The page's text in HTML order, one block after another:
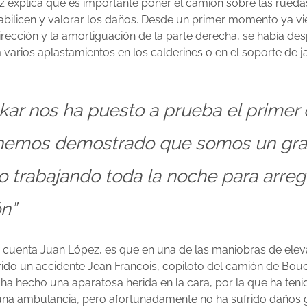
explica que es importante poner el camión sobre las
y valorar los daños. Desde un primer momento ya
y la amortiguación de la parte derecha, se había
varios aplastamientos en los calderines o en el soporte de
nos ha puesto a prueba el primer
demostrado que somos un
trabajando toda la noche para
Juan López, es que en una de las maniobras de
un accidente Jean Francois, copiloto del camión de
hecho una aparatosa herida en la cara, por la que ha
ambulancia, pero afortunadamente no ha sufrido daños